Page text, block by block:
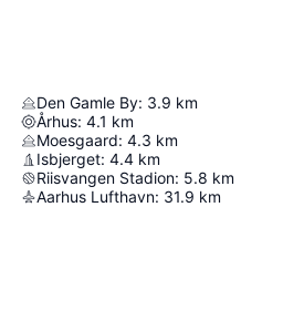
Den Gamle By: 3.9 km
Århus: 4.1 km
Moesgaard: 4.3 km
Isbjerget: 4.4 km
Riisvangen Stadion: 5.8 km
Aarhus Lufthavn: 31.9 km